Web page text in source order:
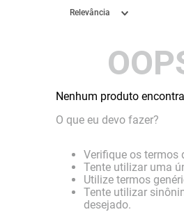
Relevância
Nenhum produto
O que eu devo fazer?
Verifique os termos
Tente utilizar uma
Utilize termos
Tente utilizar
desejado.